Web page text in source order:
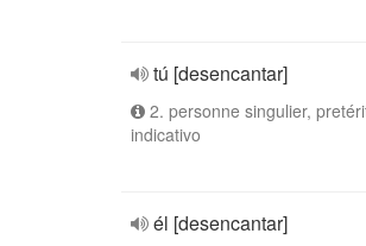
tú [desencantar]
2. personne singulier,
indicativo
él [desencantar]